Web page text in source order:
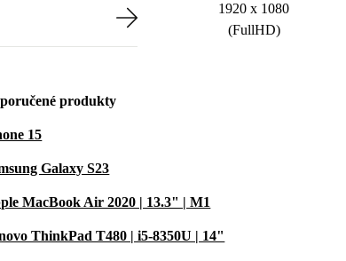
1920 x 1080
(FullHD)
produkty
15
Galaxy S23
MacBook Air 2020 | 13.3" | M1
ThinkPad T480 | i5-8350U | 14"